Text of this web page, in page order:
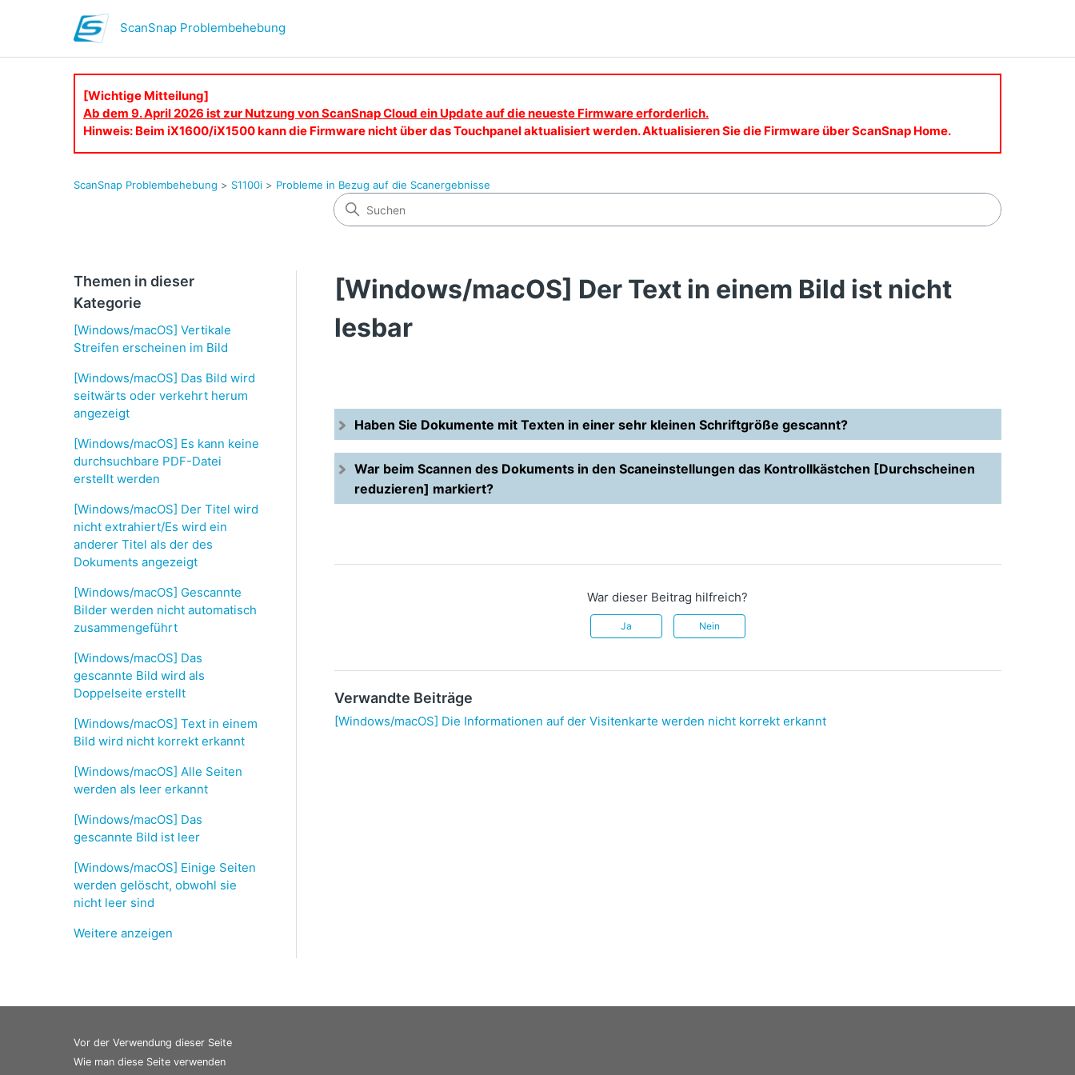
ScanSnap Problembehebung
[Wichtige Mitteilung]
Ab dem 9. April 2026 ist zur Nutzung von ScanSnap Cloud ein Update auf die neueste Firmware erforderlich.
Hinweis: Beim iX1600/iX1500 kann die Firmware nicht über das Touchpanel aktualisiert werden. Aktualisieren Sie die Firmware über ScanSnap Home.
ScanSnap Problembehebung S1100i Probleme in Bezug auf die Scanergebnisse
Themen in dieser
Kategorie
[Windows/macOS] Vertikale
Streifen erscheinen im Bild
[Windows/macOS] Das Bild wird
seitwärts oder verkehrt herum
angezeigt
[Windows/macOS] Es kann keine
durchsuchbare PDF-Datei
erstellt werden
[Windows/macOS] Der Titel wird
nicht extrahiert/Es wird ein
anderer Titel als der des
Dokuments angezeigt
[Windows/macOS] Gescannte
Bilder werden nicht automatisch
zusammengeführt
[Windows/macOS] Das
gescannte Bild wird als
Doppelseite erstellt
[Windows/macOS] Text in einem
Bild wird nicht korrekt erkannt
[Windows/macOS] Alle Seiten
werden als leer erkannt
[Windows/macOS] Das
gescannte Bild ist leer
[Windows/macOS] Einige Seiten
werden gelöscht, obwohl sie
nicht leer sind
Weitere anzeigen
[Windows/macOS] Der Text in einem Bild ist nicht
lesbar
Haben Sie Dokumente mit Texten in einer sehr kleinen Schriftgröße gescannt?
War beim Scannen des Dokuments in den Scaneinstellungen das Kontrollkästchen [Durchscheinen
reduzieren] markiert?
War dieser Beitrag hilfreich?
Ja Nein
Verwandte Beiträge
[Windows/macOS] Die Informationen auf der Visitenkarte werden nicht korrekt erkannt
Vor der Verwendung dieser Seite
Wie man diese Seite verwenden